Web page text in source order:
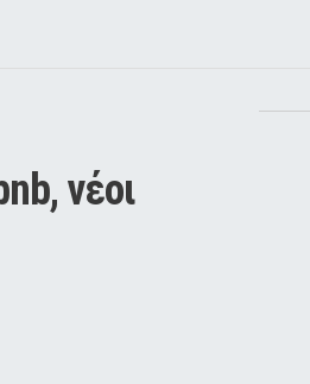
νέοι